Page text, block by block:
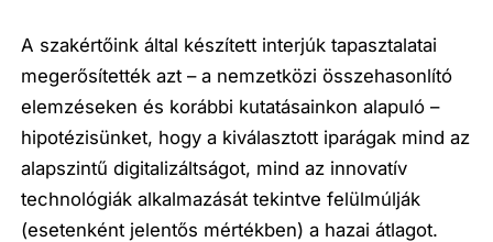
A szakértőink által készített interjúk tapasztalatai
megerősítették azt – a nemzetközi összehasonlító
elemzéseken és korábbi kutatásainkon alapuló –
hipotézisünket, hogya kiválasztott iparágak mind az
alapszintű digitalizáltságot, mind az innovatív
technológiák alkalmazását tekintve felülmúlják
(esetenként jelentős mértékben) a hazai átlagot.